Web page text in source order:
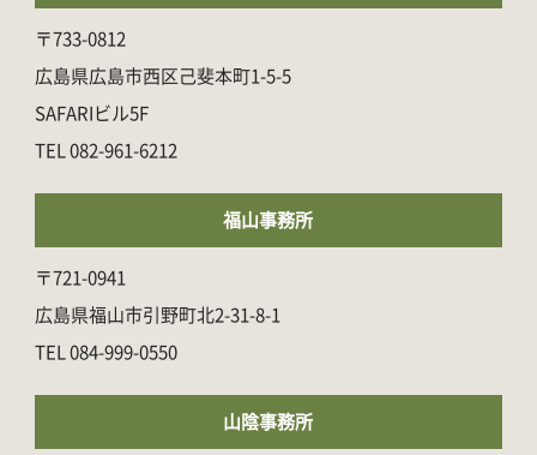
〒733-0812
広島県広島市西区己斐本町1-5-5
SAFARIビル5F
082-961-6212
福山事務所
〒721-0941
広島県福山市引野町北2-31-8-1
084-999-0550
山陰事務所